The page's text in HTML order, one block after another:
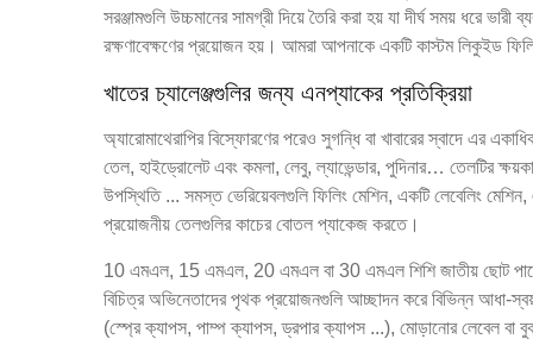
সরঞ্জামগুলি উচ্চমানের সামগ্রী দিয়ে তৈরি করা হয় যা দীর্ঘ সময় ধরে
রক্ষণাবেক্ষণের প্রয়োজন হয়। আমরা আপনাকে একটি কাস্টম লিকুইড
খাতের চ্যালেঞ্জগুলির জন্য এনপ্যাকের প্রতিক্রিয়া
অ্যারোমাথেরাপির বিস্ফোরণের পরেও সুগন্ধি বা খাবারের স্বাদে এর
তেল, হাইড্রোলেট এবং কমলা, লেবু, ল্যাভেন্ডার, পুদিনার… তেলটির
উপস্থিতি ... সমস্ত ভেরিয়েবলগুলি ফিলিং মেশিন, একটি লেবেলিং মেশিন,
প্রয়োজনীয় তেলগুলির কাচের বোতল প্যাকেজ করতে।
10 এমএল, 15 এমএল, 20 এমএল বা 30 এমএল শিশি জাতীয় ছোট
বিচিত্র অভিনেতাদের পৃথক প্রয়োজনগুলি আচ্ছাদন করে বিভিন্ন আধা-
(স্প্রে ক্যাপস, পাম্প ক্যাপস, ড্রপার ক্যাপস ...), মোড়ানোর লেবেল বা